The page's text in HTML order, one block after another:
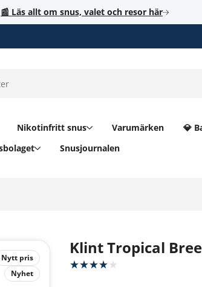
📰 Läs allt om snus, valet och resor här
Nikotinfritt snus Varumärken 💎
Snusjournalen
Nytt pris
Nyhet
Klint Tropical